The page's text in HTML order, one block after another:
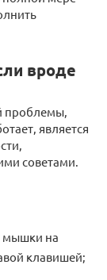
вроде
проблемы,
является
советами.
мышки на
клавишей;